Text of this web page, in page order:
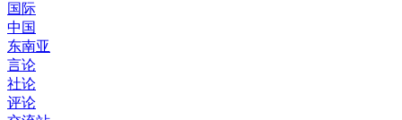
国际
中国
东南亚
言论
社论
评论